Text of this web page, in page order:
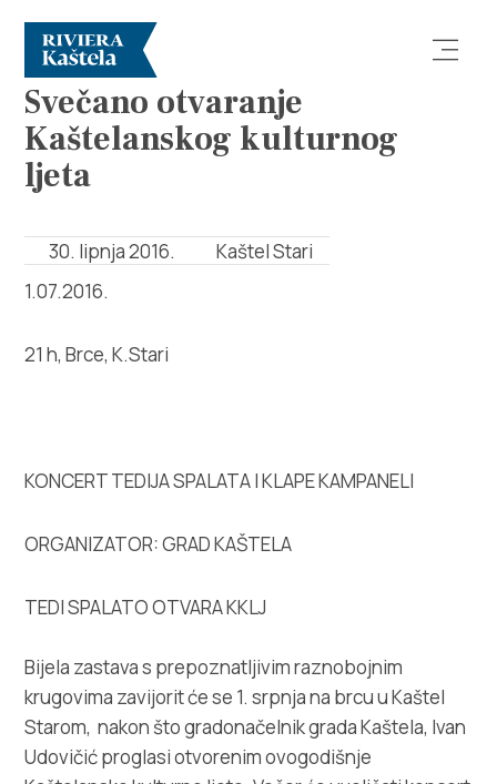
Istraži
hr
DOGAĐANJA
Svečano otvaranje
Kaštelanskog kulturnog
ljeta
30. lipnja 2016.
Kaštel Stari
1.07.2016.
21 h, Brce, K.Stari
KONCERT TEDIJA SPALATA I KLAPE KAMPANELI
ORGANIZATOR: GRAD KAŠTELA
TEDI SPALATO OTVARA KKLJ
Bijela zastava s prepoznatljivim raznobojnim
krugovima zavijorit će se 1. srpnja na brcu u Kaštel
Starom, nakon što gradonačelnik grada Kaštela, Ivan
Udovičić proglasi otvorenim ovogodišnje